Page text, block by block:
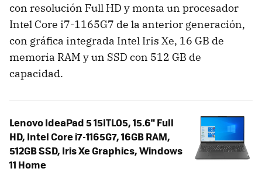
con resolución Full HD y monta un procesador
Intel Core i7-1165G7 de la anterior generación,
con gráfica integrada Intel Iris Xe, 16 GB de
memoria RAM y un SSD con 512 GB de
capacidad.
Lenovo IdeaPad 5 15ITL05, 15.6" Full
HD, Intel Core i7-1165G7, 16GB RAM,
512GB SSD, Iris Xe Graphics, Windows
11 Home